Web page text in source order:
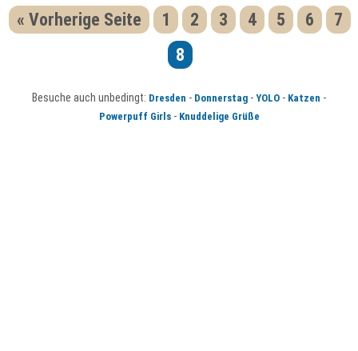
« Vorherige Seite 1 2 3 4 5 6
7
8
Besuche auch unbedingt: Dresden - Donnerstag - YOLO - Katzen -
Powerpuff Girls- Knuddelige Grüße